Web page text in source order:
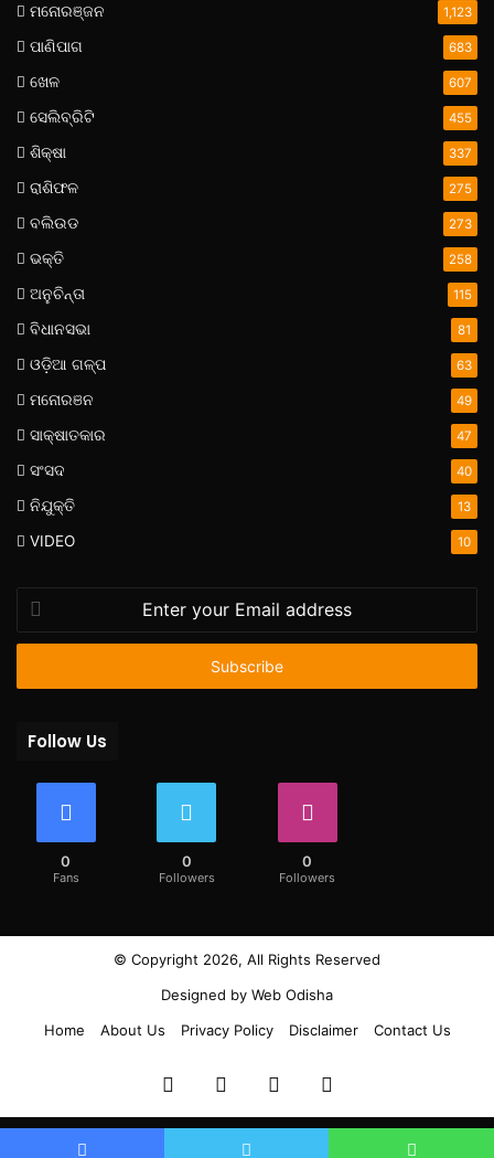
ମନୋରଞ୍ଜନ 1,123
ପାଣିପାଗ 683
ଖେଳ 607
ସେଲିବ୍ରିଟି 455
ଶିକ୍ଷା 337
ରାଶିଫଳ 275
ବଲିଉଡ 273
ଭକ୍ତି 258
ଅନୁଚିନ୍ତା 115
ବିଧାନସଭା 81
ଓଡ଼ିଆ ଗଳ୍ପ 63
ମନୋରଞନ 49
ସାକ୍ଷାତକାର 47
ସଂସଦ 40
ନିଯୁକ୍ତି 13
VIDEO 10
your
Email
Follow Us
0
Fans
0
Followers
0
Followers
© Copyright 2026, All Rights Reserved
Designed by Web Odisha
Home
About Us Privacy Policy Disclaimer Contact Us
FacebookTwitterYouTubeInstagram